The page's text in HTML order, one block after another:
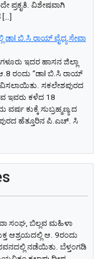
ಪ್ರಕೃತಿ. ವಿಶೇಷವಾಗಿ
ಬಿ.ಸಿ ರಾಯ್ ವೈದ್ಯ ಸೇವಾ
ಇದರ ಹಾಸನ ಜಿಲ್ಲಾ
ರಂದು “ಡಾl ಬಿ.ಸಿ ರಾಯ್
ಸಕಲೇಶಪುರದ
ಇವರು ಕಳೆದ 18
ವರ್ಷ ಕುಕ್ಕೆ ಸುಬ್ರಹ್ಮಣ್ಯ ದ
ಹೆತ್ತೂರಿನ ಪಿ.ಎಚ್. ಸಿ
ಸಂಘ, ಬಿಲ್ಲವ ಮಹಿಳಾ
ಆಶ್ರಯದಲ್ಲಿ ಆ. 9ರಂದು
ನಡೆಯಿತು. ಬೆಳ್ತಂಗಡಿ